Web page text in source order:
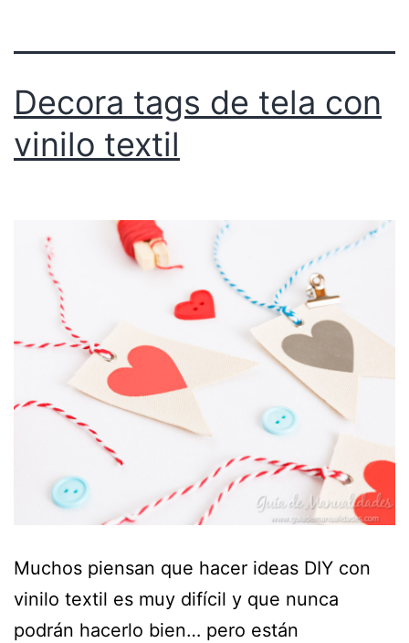
Decora tags de tela con
vinilo textil
Muchos piensan que hacer ideas DIY con
vinilo textil es muy difícil y que nunca
podrán hacerlo bien… pero están